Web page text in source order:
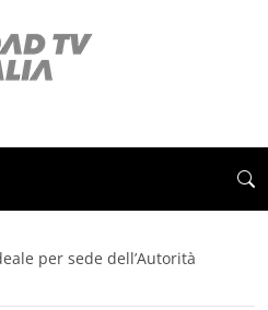
per sede dell’Autorità